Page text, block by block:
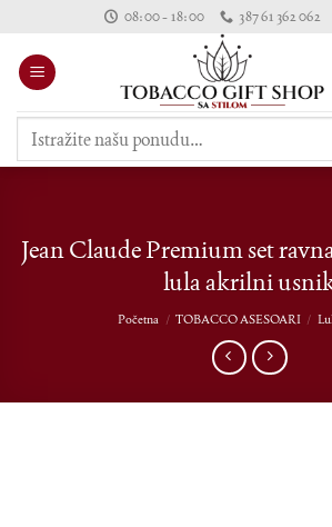
content
08:00 - 18:00 387 61 362 062
Pretraži:
Jean Claude Premium set
lula akrilni
Početna / TOBACCO ASESOARI /